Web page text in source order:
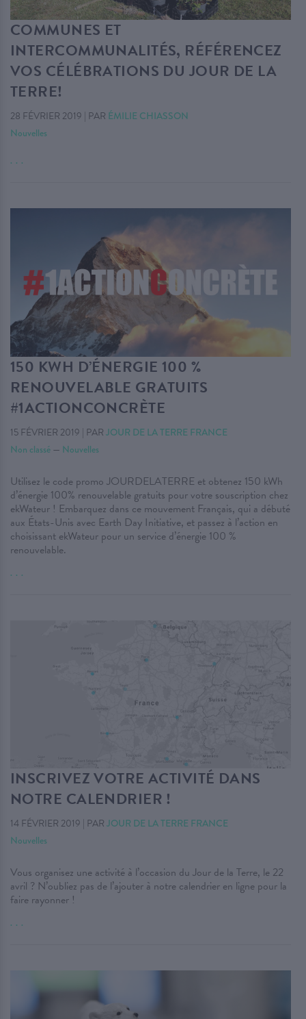
COMMUNES ET
INTERCOMMUNALITÉS, RÉFÉRENCEZ
VOS CÉLÉBRATIONS DU JOUR DE LA
TERRE!
28 FÉVRIER 2019 | PAR ÉMILIE CHIASSON
Nouvelles
. . .
150 KWH D’ÉNERGIE 100 %
RENOUVELABLE GRATUITS
#1ACTIONCONCRÈTE
15 FÉVRIER 2019 | PAR JOUR DE LA TERRE FRANCE
Non classé — Nouvelles
Utilisez le code promo JOURDELATERRE et obtenez 150 kWh
d’énergie 100% renouvelable gratuits pour votre souscription chez
ekWateur ! Embarquez dans ce mouvement Français, qui a débuté
aux États-Unis avec Earth Day Initiative, et passez à l’action en
choisissant ekWateur pour un service d’énergie 100 %
renouvelable.
. . .
INSCRIVEZ VOTRE ACTIVITÉ DANS
NOTRE CALENDRIER !
14 FÉVRIER 2019 | PAR JOUR DE LA TERRE FRANCE
Nouvelles
Vous organisez une activité à l’occasion du Jour de la Terre, le 22
avril ? N’oubliez pas de l’ajouter à notre calendrier en ligne pour la
faire rayonner !
. . .